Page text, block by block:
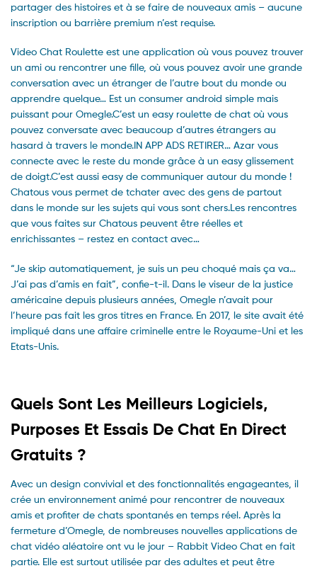
partager des histoires et à se faire de nouveaux amis – aucune
inscription ou barrière premium n’est requise.
Video Chat Roulette est une application où vous pouvez trouver
un ami ou rencontrer une fille, où vous pouvez avoir une grande
conversation avec un étranger de l’autre bout du monde ou
apprendre quelque… Est un consumer android simple mais
puissant pour Omegle.C’est un easy roulette de chat où vous
pouvez conversate avec beaucoup d’autres étrangers au
hasard à travers le monde.IN APP ADS RETIRER… Azar vous
connecte avec le reste du monde grâce à un easy glissement
de doigt.C’est aussi easy de communiquer autour du monde !
Chatous vous permet de tchater avec des gens de partout
dans le monde sur les sujets qui vous sont chers.Les rencontres
que vous faites sur Chatous peuvent être réelles et
enrichissantes – restez en contact avec…
“Je skip automatiquement, je suis un peu choqué mais ça va…
J’ai pas d’amis en fait”, confie-t-il. Dans le viseur de la justice
américaine depuis plusieurs années, Omegle n’avait pour
l’heure pas fait les gros titres en France. En 2017, le site avait été
impliqué dans une affaire criminelle entre le Royaume-Uni et les
Etats-Unis.
Quels Sont Les Meilleurs Logiciels,
Purposes Et Essais De Chat En Direct
Gratuits ?
Avec un design convivial et des fonctionnalités engageantes, il
crée un environnement animé pour rencontrer de nouveaux
amis et profiter de chats spontanés en temps réel. Après la
fermeture d’Omegle, de nombreuses nouvelles applications de
chat vidéo aléatoire ont vu le jour – Rabbit Video Chat en fait
partie. Elle est surtout utilisée par des adultes et peut être